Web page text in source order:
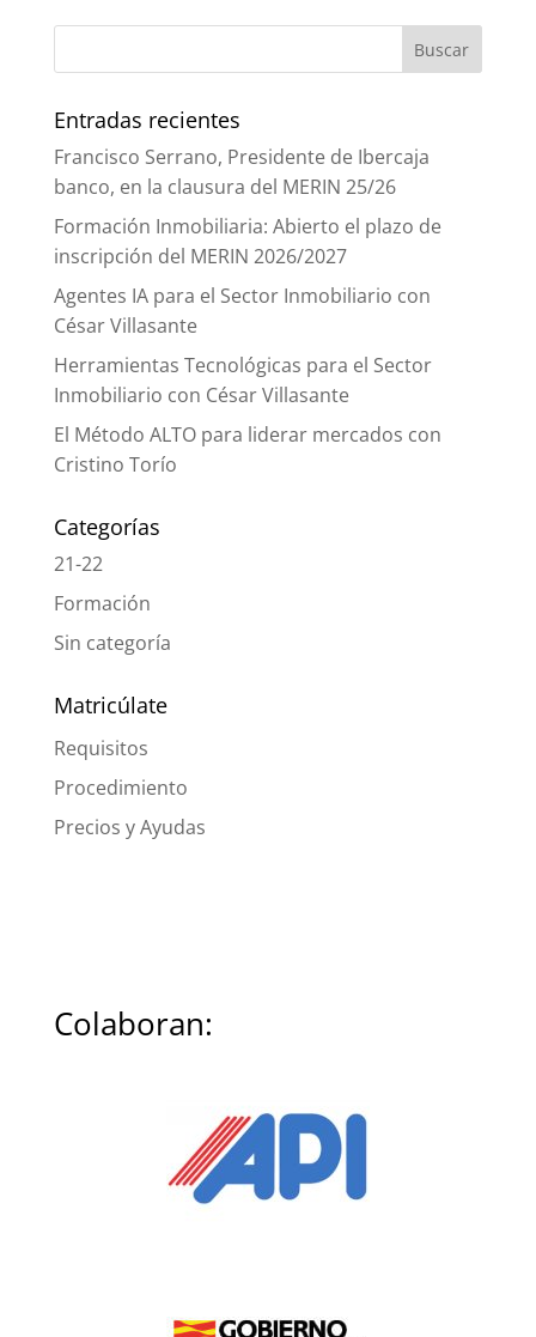
Entradas recientes
Francisco Serrano, Presidente de Ibercaja
banco, en la clausura del MERIN 25/26
Formación Inmobiliaria: Abierto el plazo de
inscripción del MERIN 2026/2027
Agentes IA para el Sector Inmobiliario con
César Villasante
Herramientas Tecnológicas para el Sector
Inmobiliario con César Villasante
El Método ALTO para liderar mercados con
Cristino Torío
Categorías
21-22
Formación
Sin categoría
Matricúlate
Requisitos
Procedimiento
Precios y Ayudas
Colaboran: